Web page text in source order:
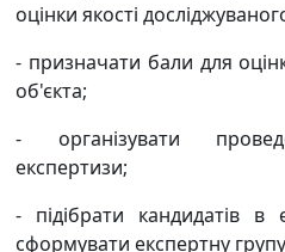
оцінки якості
- призначати бали для
об'єкта;
- організувати
експертизи;
- підібрати кандидатів в
сформувати експертну